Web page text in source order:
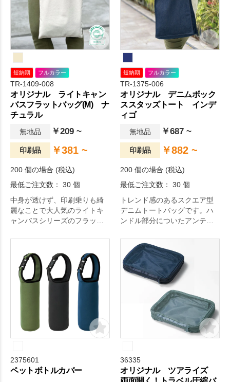
短納期 フルカラー
TR-1409-008
オリジナル ライトキャン
バスフラットバッグ(M) ナ
チュラル
無地品 ￥209 ~
印刷品 ￥381 ~
200 個の場合 (税込)
最低ご注文数： 30 個
中身が透けず、印刷乗りも綺
麗なことで大人気のライトキ
ャンバスシリーズのフラット
短納期 フルカラー
TR-1375-006
オリジナル デニムボック
ススタッズトート インデ
ィゴ
無地品 ￥687 ~
印刷品 ￥882 ~
200 個の場合 (税込)
最低ご注文数： 30 個
トレンド感のあるスクエア型
デニムトートバッグです。ハ
ンドル部分についたアンティ
イントです。
2375601
ペットボトルカバー
36335
オリジナル ツアライズ